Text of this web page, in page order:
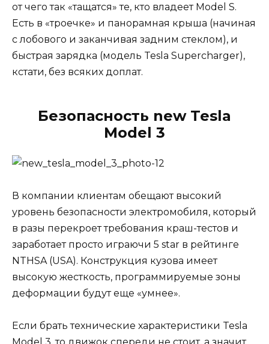
от чего так «тащатся» те, кто владеет Model S.
Есть в «троечке» и панорамная крыша (начиная
с лобового и заканчивая задним стеклом), и
быстрая зарядка (модель Tesla Supercharger),
кстати, без всяких доплат.
Безопасность new Tesla
Model 3
В компании клиентам обещают высокий
уровень безопасности электромобиля, который
в разы перекроет требования краш-тестов и
заработает просто играючи 5 star в рейтинге
NTHSA (USA). Конструкция кузова имеет
высокую жесткость, программируемые зоны
деформации будут еще «умнее».
Если брать технические характеристики Tesla